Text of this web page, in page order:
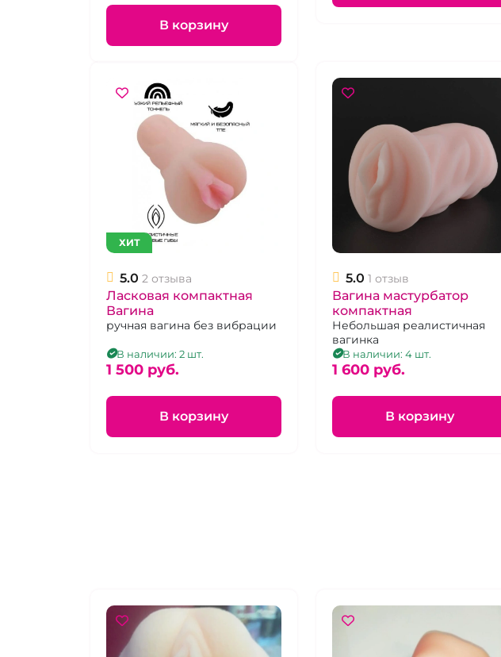
В корзину
ХИТ
5.0 2 отзыва
Ласковая компактная
Вагина
ручная вагина без вибрации
В наличии: 2 шт.
1 500 pуб.
В корзину
5.0 1 отзыв
Вагина мастурбатор
компактная
Небольшая реалистичная
вагинка
В наличии: 4 шт.
1 600 pуб.
В корзину